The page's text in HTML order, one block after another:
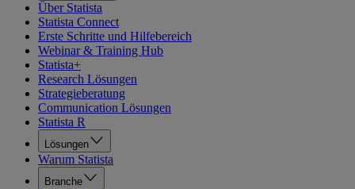
Über Statista
Statista Connect
Erste Schritte und Hilfebereich
Webinar & Training Hub
Statista+
Research Lösungen
Strategieberatung
Communication Lösungen
Statista R
Lösungen
Warum Statista
Branche